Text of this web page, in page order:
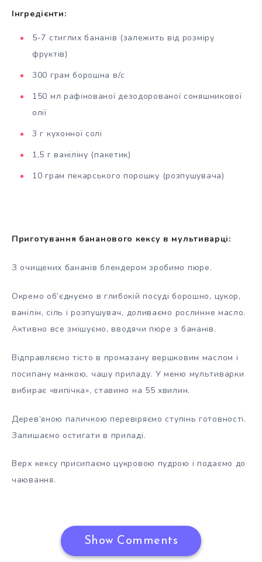
Інгредієнти:
5-7 стиглих бананів (залежить від розміру
фруктів)
300 грам борошна в/с
150 мл рафінованої дезодорованої соняшникової
олії
3 г кухонної солі
1,5 г ваніліну (пакетик)
10 грам пекарського порошку (розпушувача)
Приготування бананового кексу в мультиварці:
З очищених бананів блендером зробимо пюре.
Окремо об’єднуємо в глибокій посуді борошно, цукор,
ванілін, сіль і розпушувач, доливаємо рослинне масло.
Активно все змішуємо, вводячи пюре з бананів.
Відправляємо тісто в промазану вершковим маслом і
посипану манкою, чашу приладу. У меню мультиварки
вибирає «випічка», ставимо на 55 хвилин.
Дерев’яною паличкою перевіряємо ступінь готовності.
Залишаємо остигати в приладі.
Верх кексу присипаємо цукровою пудрою і подаємо до
чаювання.
Show Comments